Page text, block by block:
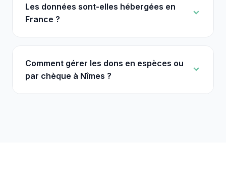
Les données sont-elles hébergées en
France ?
Comment gérer les dons en espèces ou
par chèque à Nîmes ?